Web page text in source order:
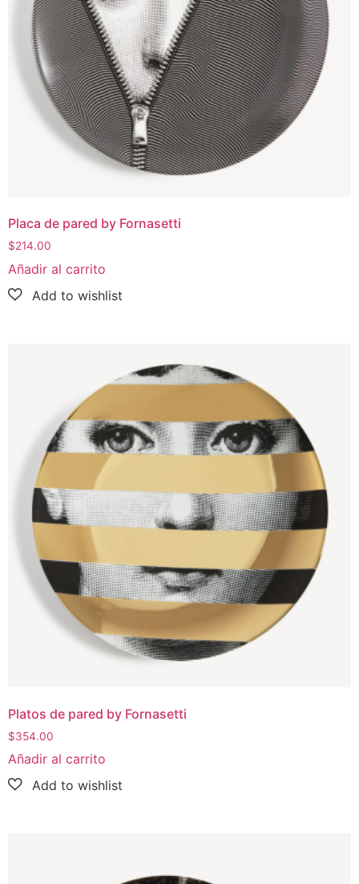
Placa de pared by Fornasetti
$214.00
Añadir al carrito
Platos de pared by Fornasetti
$354.00
Añadir al carrito